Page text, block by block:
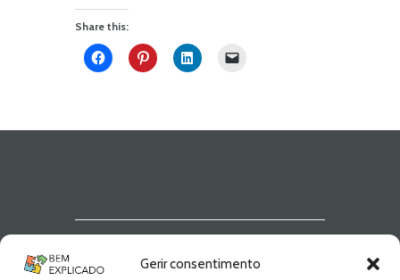
Gerir consentimento
Share this: